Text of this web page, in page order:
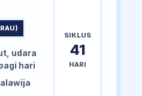
udara
hari
SIKLUS
41
HARI